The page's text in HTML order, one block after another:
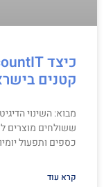
קטנים
מבוא: השינוי
ששולחים מוצרים
כספים ותפעול
קרא עוד